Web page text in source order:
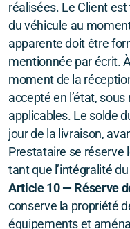
réalisées. Le Client
du véhicule au
apparente doit être
mentionnée par écrit.
moment de la
accepté en l’état,
applicables. Le solde
jour de la livraison,
Prestataire se réserve
tant que l’intégralité
Article 10 — Réserve
conserve la propriété
équipements et